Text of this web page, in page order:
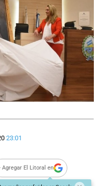
23:01
Agregar El Litoral en